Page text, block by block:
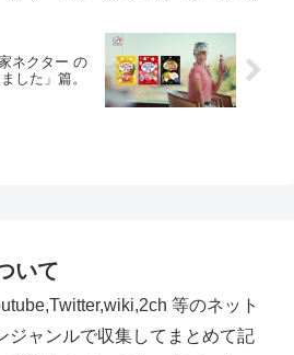
ネクター の
した」篇。
いて
等のネット
ジャンルで収集してまとめて記